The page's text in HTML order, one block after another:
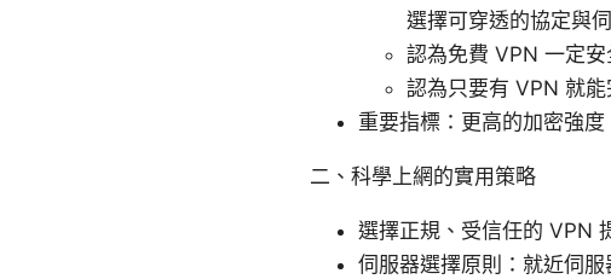
選擇可穿透的協定與
認為免費 VPN 一定
認為只要有 VPN 就
重要指標：更高的加密強
二、科學上網的實用策略
選擇正規、受信任的 VPN
伺服器選擇原則：就近伺